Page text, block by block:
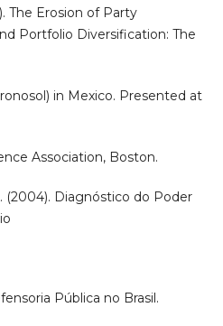
The Erosion of Party
Portfolio Diversification: The
in Mexico. Presented at
Association, Boston.
(2004). Diagnóstico do Poder
Pública no Brasil.